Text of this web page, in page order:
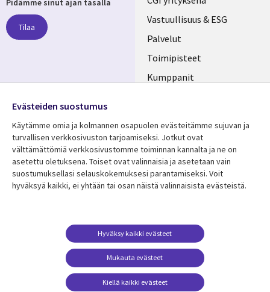
links
FINLAND
Vastuullisuus & ESG
Palvelut
Toimipisteet
Kumppanit
Resurssikeskus
Library
FINLAND
Asiakastarinat
Lisätietoa
Legal
Tietosuoja
Käyttöehdot
Yhteystiedot
Evästeasetuksesi
Tilaa
Media
FINLAND
Evästeiden suostumus
Käytämme omia ja kolmannen osapuolen evästeitämme sujuvan ja
turvallisen verkkosivuston tarjoamiseksi. Jotkut ovat
välttämättömiä verkkosivustomme toiminnan kannalta ja ne on
asetettu oletuksena. Toiset ovat valinnaisia ​​ja asetetaan vain
suostumuksellasi selauskokemuksesi parantamiseksi. Voit
hyväksyä kaikki, ei yhtään tai osan näistä valinnaisista evästeistä.
Mukauta evästeet
Hyväksy kaikki evästeet
Kiellä kaikki evästeet